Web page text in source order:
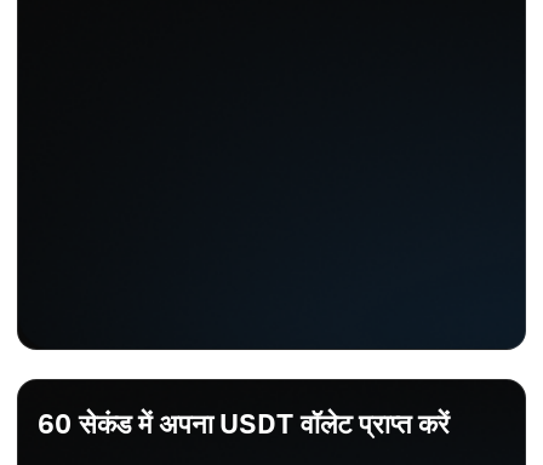
60 सेकंड में अपना USDT वॉलेट प्राप्त करें